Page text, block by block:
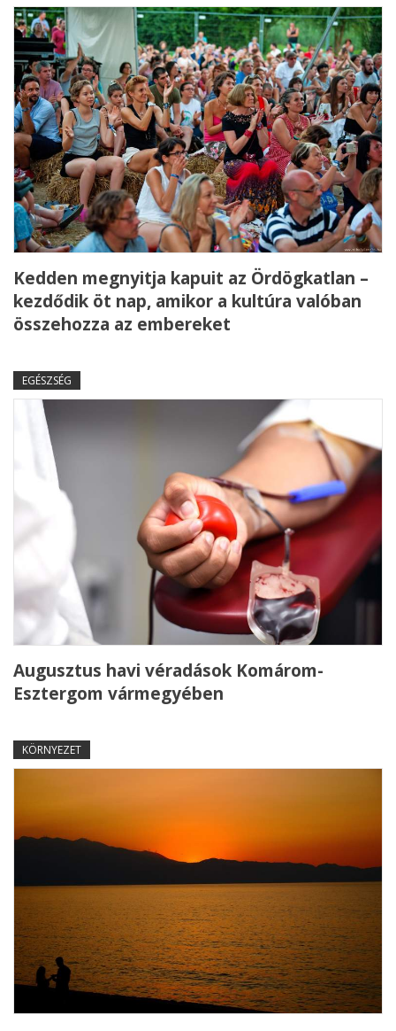
Kedden megnyitja kapuit az Ördögkatlan –
kezdődik öt nap, amikor a kultúra valóban
összehozza az embereket
EGÉSZSÉG
Augusztus havi véradások Komárom-
Esztergom vármegyében
KÖRNYEZET